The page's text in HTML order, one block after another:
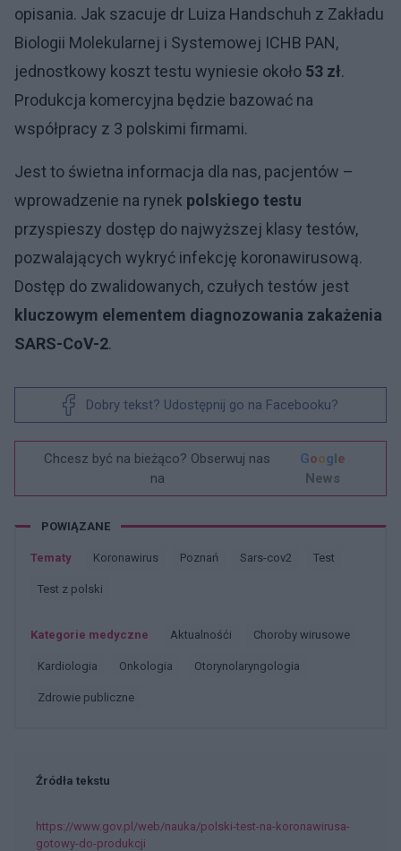
opisania. Jak szacuje dr Luiza Handschuh z Zakładu
Biologii Molekularnej i Systemowej ICHB PAN,
jednostkowy koszt testu wyniesie około 53 zł.
Produkcja komercyjna będzie bazować na
współpracy z 3 polskimi firmami.
Jest to świetna informacja dla nas, pacjentów –
wprowadzenie na rynek polskiego testu
przyspieszy dostęp do najwyższej klasy testów,
pozwalających wykryć infekcję koronawirusową.
Dostęp do zwalidowanych, czułych testów jest
kluczowym elementem diagnozowania zakażenia
SARS-CoV-2.
Dobry tekst? Udostępnij go na Facebooku?
Chcesz być na bieżąco? Obserwuj nas
na
Google
News
POWIĄZANE
Tematy Koronawirus Poznań Sars-cov2 Test
Test z polski
Kategorie medyczne Aktualnośći Choroby wirusowe
Kardiologia Onkologia Otorynolaryngologia
Zdrowie publiczne
Źródła tekstu
https://www.gov.pl/web/nauka/polski-test-na-koronawirusa-
gotowy-do-produkcji